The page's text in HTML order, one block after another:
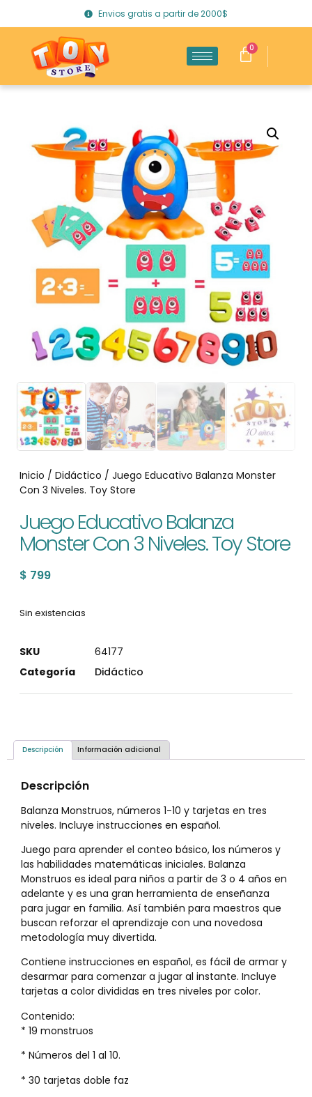
Envios gratis a partir de 2000$
0
Inicio / Didáctico / Juego Educativo Balanza Monster
Con 3 Niveles. Toy Store
Juego Educativo Balanza
Monster Con 3 Niveles. Toy Store
$ 799
Sin existencias
SKU
64177
Categoría
Didáctico
Descripción Información adicional
Descripción
Balanza Monstruos, números 1-10 y tarjetas en tres
niveles. Incluye instrucciones en español.
Juego para aprender el conteo básico, los números y
las habilidades matemáticas iniciales. Balanza
Monstruos es ideal para niños a partir de 3 o 4 años en
adelante y es una gran herramienta de enseñanza
para jugar en familia. Así también para maestros que
buscan reforzar el aprendizaje con una novedosa
metodología muy divertida.
Contiene instrucciones en español, es fácil de armar y
desarmar para comenzar a jugar al instante. Incluye
tarjetas a color divididas en tres niveles por color.
Contenido:
* 19 monstruos
* Números del 1 al 10.
* 30 tarjetas doble faz